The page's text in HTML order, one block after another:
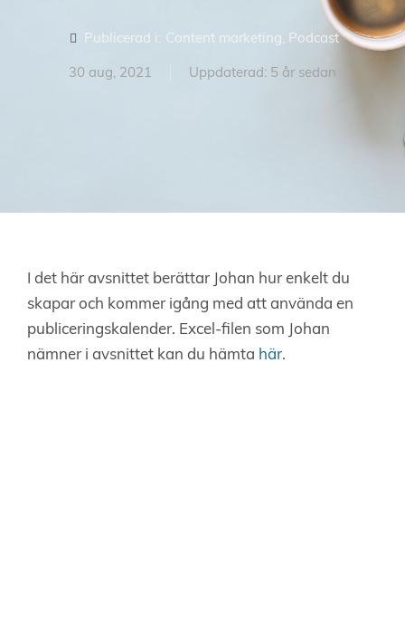
Publicerad i: Content marketing, Podcast
30 aug, 2021 Uppdaterad: 5 år sedan
I det här avsnittet berättar Johan hur enkelt du
skapar och kommer igång med att använda en
publiceringskalender. Excel-filen som Johan
nämner i avsnittet kan du hämta här.